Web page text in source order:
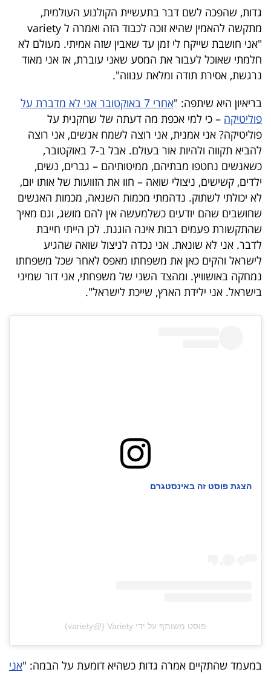
המילון
הכלכלי
פודקאסט
40
UNDER
40
שיתופי
פעולה
דרושים
ניוזלטרים
גדות, שהפכה לשם דבר בתעשיית הקולנוע העולמית,
מתקשה להאמין שהיא זוכה לכבוד הזה ואמרה ל variety
"אני חושבת שייקח לי זמן עד שאבין שזה אמיתי. מעולם לא
חלמתי שאוכל לעבור את המסע שאני עוברת, אז אני מאוד
נרגשת, אסירת תודה ומלאת ענווה".
בריאיון היא שיתפה: "
אחרי 7 באוקטובר אני לא מדברת על
פוליטיקה – כי למי אכפת מה דעתה של שחקנית על
פוליטיקה? אני אמנית, אני רוצה לשמח אנשים, אני רוצה
להביא תקווה ולהיות אור בעולם. אבל ב-7 באוקטובר,
כשאנשים נחטפו מבתיהם, ממיטותיהם – גברים, נשים,
ילדים, קשישים, ניצולי שואה – חוו את הזוועות של אותו יום,
לא יכולתי לשתוק. נדהמתי מכמות השנאה, מכמות האנשים
שחושבים שהם יודעים כשלמעשה אין להם מושג, וגם מאיך
שהתקשורת פעמים רבות אינה הוגנת. לכן הייתי חייבת
לדבר. אני לא שונאת. אני נכדה לניצול שואה שהגיע
לישראל והקים כאן את משפחתו מאפס לאחר שכל משפחתו
נמחקה באושוויץ. ומהצד השני של משפחתי, אני דור שמיני
בישראל. אני ילידת הארץ, שייכת לישראל".
הצגת פוסט זה באינסטגרם
פוסט משותף על ידי ‏‎Variety‎‏ (@‏‎variety‎‏)
במעמד שהתקיים אמרה גדות כשהיא דומעת על הבמה: "אני